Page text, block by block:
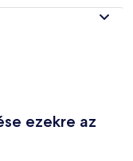
ezekre az